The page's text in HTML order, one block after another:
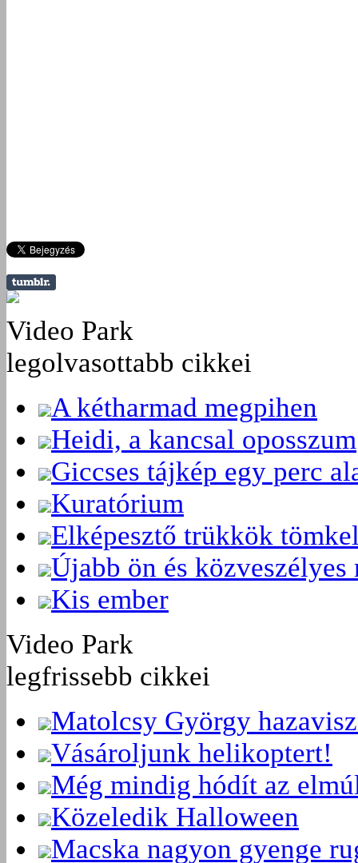
Video Park
legolvasottabb cikkei
A kétharmad megpihen
Heidi, a kancsal oposszum
Giccses tájkép egy perc
Kuratórium
Elképesztő trükkök
Újabb ön és
Kis ember
Video Park
legfrissebb cikkei
Matolcsy György
Vásároljunk helikoptert!
Még mindig hódít az
Közeledik Halloween
Macska nagyon gyenge